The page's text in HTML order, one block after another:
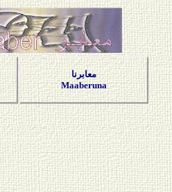
معابرنا
Maaberuna